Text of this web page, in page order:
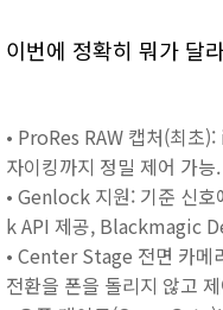
이번에 정확히 뭐가 달
• ProRes RAW 캡처(최초
자이킹까지 정밀 제어 가능.
• Genlock 지원: 기준 신
k API 제공, Blackmagic
• Center Stage 전면 카
전환을 폰을 돌리지 않고